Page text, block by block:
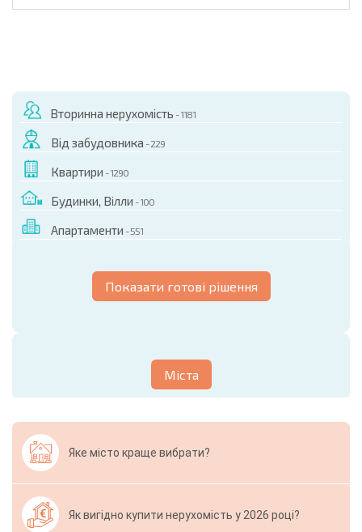
Вторинна нерухомість - 1181
Від забудовника - 229
Квартири - 1290
Будинки, Вілли - 100
Апартаменти - 551
Показати готові рішення
Міста
Яке місто краще вибрати?
Як вигідно купити нерухомість у 2026 році?